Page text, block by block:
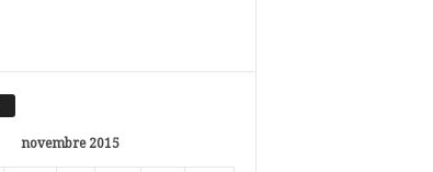
novembre 2015